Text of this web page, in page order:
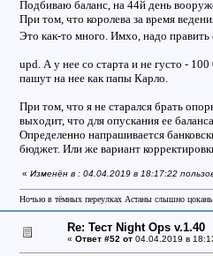
Подбиваю баланс, на 44й день
При том, что королева за время
Это как-то много. Имхо, надо
upd. А у нее со старта и не густо -
пашут на нее как папы Карло.
При том, что я не старался брать
выходит, что для опускания ее
Определенно напрашивается
бюджет. Или же вариант
« Изменён в : 04.04.2019 в 18:17:22
Ночью в тёмных переулках Астаны слышно
Re: Тест Night Ops v.1.40
« Ответ #52 от04.04.2019 в